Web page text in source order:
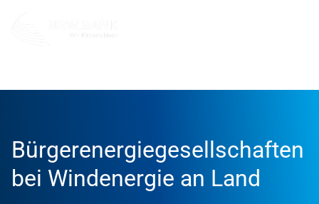
Bürgerenergiegesellschaften
bei Windenergie an Land